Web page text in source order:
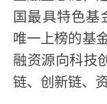
国最具特色基
唯一上榜的基
融资源向科技
链、创新链、